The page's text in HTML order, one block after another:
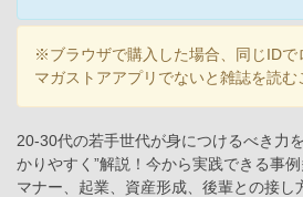
※ブラウザで購入した場合、同じIDで
マガストアアプリでないと雑誌を読む
20-30代の若手世代が身につけるべき力
かりやすく”解説！今から実践できる事
マナー、起業、資産形成、後輩との接し